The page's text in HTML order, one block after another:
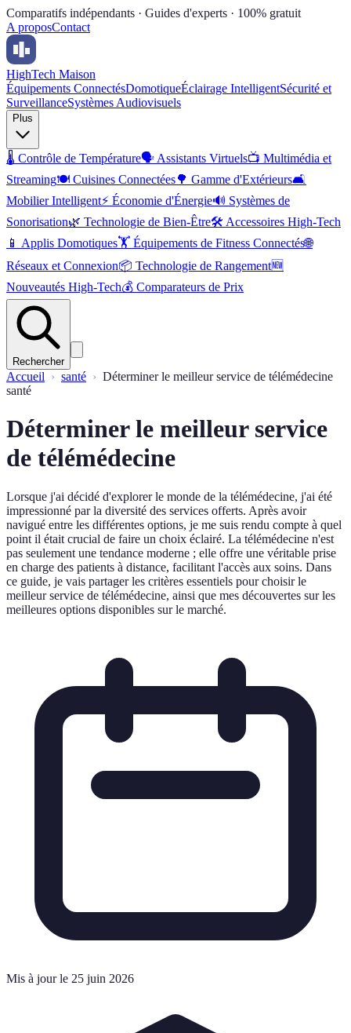
Comparatifs indépendants · Guides d'experts · 100% gratuit
A proposContact
HighTech Maison
Équipements ConnectésDomotiqueÉclairage IntelligentSécurité et
SurveillanceSystèmes Audiovisuels
Plus
🌡️ Contrôle de Température🗣️ Assistants Virtuels📺 Multimédia et
Streaming🍽️ Cuisines Connectées🌳 Gamme d'Extérieurs🛋️
Mobilier Intelligent⚡ Économie d'Énergie🔊 Systèmes de
Sonorisation🌿 Technologie de Bien-Être🛠️ Accessoires High-Tech
📱 Applis Domotiques🏋️ Équipements de Fitness Connectés🌐
Réseaux et Connexion📦 Technologie de Rangement🆕
Nouveautés High-Tech💰 Comparateurs de Prix
Rechercher
Accueil santé
Déterminer le meilleur service de télémédecine
santé
Déterminer le meilleur service
de télémédecine
Lorsque j'ai décidé d'explorer le monde de la télémédecine, j'ai été
impressionné par la diversité des services offerts. Après avoir
navigué entre les différentes options, je me suis rendu compte à quel
point il était crucial de faire un choix éclairé. La télémédecine n'est
pas seulement une tendance moderne ; elle offre une véritable prise
en charge des patients à distance, facilitant l'accès aux soins. Dans
ce guide, je vais partager les critères essentiels pour choisir le
meilleur service de télémédecine, ainsi que mes découvertes sur les
meilleures options disponibles sur le marché.
Mis à jour le 25 juin 2026